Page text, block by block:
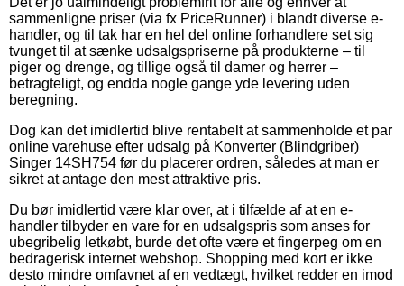
sammenligne priser (via fx PriceRunner) i blandt diverse e-
handler, og til tak har en hel del online forhandlere set sig
tvunget til at sænke udsalgspriserne på produkterne – til
piger og drenge, og tillige også til damer og herrer –
betragteligt, og endda nogle gange yde levering uden
beregning.
Dog kan det imidlertid blive rentabelt at sammenholde et par
online varehuse efter udsalg på Konverter (Blindgriber)
Singer 14SH754 før du placerer ordren, således at man er
sikret at antage den mest attraktive pris.
Du bør imidlertid være klar over, at i tilfælde af at en e-
handler tilbyder en vare for en udsalgspris som anses for
ubegribelig letkøbt, burde det ofte være et fingerpeg om en
bedragerisk internet webshop. Shopping med kort er ikke
desto mindre omfavnet af en vedtægt, hvilket redder en imod